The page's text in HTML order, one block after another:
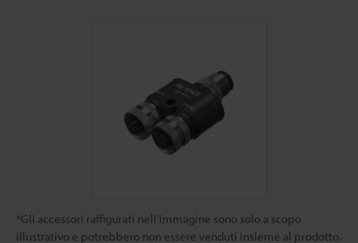
*Gli accessori raffigurati nell'immagine sono solo a scopo
illustrativo e potrebbero non essere venduti insieme al prodotto.